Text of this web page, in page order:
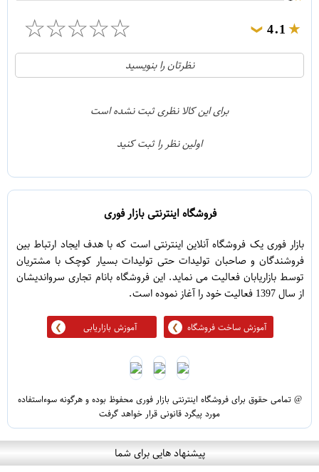
4.1
❯
☆
☆
☆
☆
☆
21
1
نظرتان را بنویسید
برای این کالا نظری ثبت نشده است
اولین نظر را ثبت کنید
فروشگاه اینترنتی بازار فوری
بازار فوری یک فروشگاه آنلاین اینترنتی است که با هدف ایجاد ارتباط بین
فروشندگان و صاحبان تولیدات حتی تولیدات بسیار کوچک با مشتریان
توسط بازاریابان فعالیت می نماید. این فروشگاه بانام تجاری سرواندیشان
از سال 1397 فعالیت خود را آغاز نموده است.
آموزش ساخت فروشگاه آموزش بازاریابی
@ تمامی حقوق برای فروشگاه اینترنتی بازار فوری محفوظ بوده و هرگونه سوءاستفاده
مورد پیگرد قانونی قرار خواهد گرفت
پیشنهاد هایی برای شما